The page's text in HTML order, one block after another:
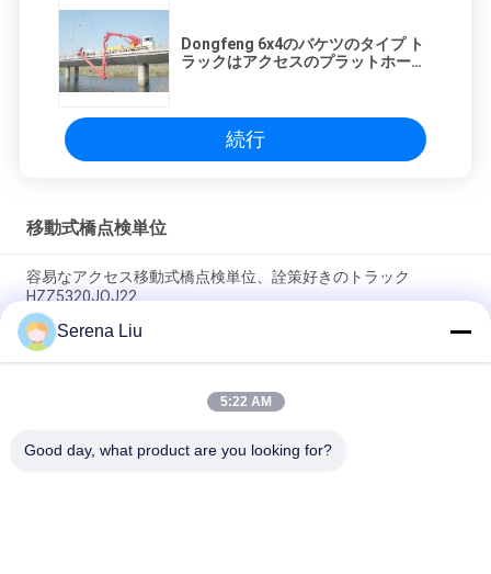
Dongfeng 6x4のバケツのタイプ ト
ラックはアクセスのプラットホーム
続行
移動式橋点検単位
容易なアクセス移動式橋点検単位、詮策好きのトラック
HZZ5320JQJ22
流体静力学ドライブ ボルボ8x4が付いている高く有効な下橋ア
クセスのプラットホーム
プラットホームのタイプ移動式橋点検単位のトラックのシャー
Serena Liu
5:22 AM
Good day, what product are you looking for?